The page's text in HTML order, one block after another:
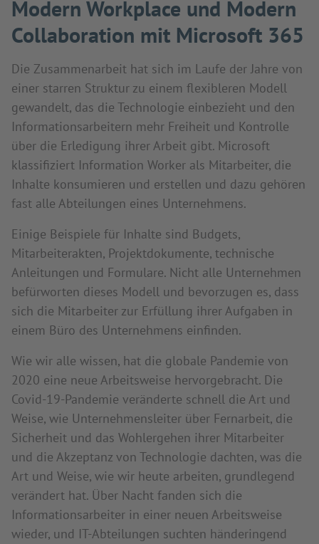
Modern Workplace und Modern
Collaboration mit Microsoft 365
Die Zusammenarbeit hat sich im Laufe der Jahre von
einer starren Struktur zu einem flexibleren Modell
gewandelt, das die Technologie einbezieht und den
Informationsarbeitern mehr Freiheit und Kontrolle
über die Erledigung ihrer Arbeit gibt. Microsoft
klassifiziert Information Worker als Mitarbeiter, die
Inhalte konsumieren und erstellen und dazu gehören
fast alle Abteilungen eines Unternehmens.
Einige Beispiele für Inhalte sind Budgets,
Mitarbeiterakten, Projektdokumente, technische
Anleitungen und Formulare. Nicht alle Unternehmen
befürworten dieses Modell und bevorzugen es, dass
sich die Mitarbeiter zur Erfüllung ihrer Aufgaben in
einem Büro des Unternehmens einfinden.
Wie wir alle wissen, hat die globale Pandemie von
2020 eine neue Arbeitsweise hervorgebracht. Die
Covid-19-Pandemie veränderte schnell die Art und
Weise, wie Unternehmensleiter über Fernarbeit, die
Sicherheit und das Wohlergehen ihrer Mitarbeiter
und die Akzeptanz von Technologie dachten, was die
Art und Weise, wie wir heute arbeiten, grundlegend
verändert hat. Über Nacht fanden sich die
Informationsarbeiter in einer neuen Arbeitsweise
wieder, und IT-Abteilungen suchten händeringend